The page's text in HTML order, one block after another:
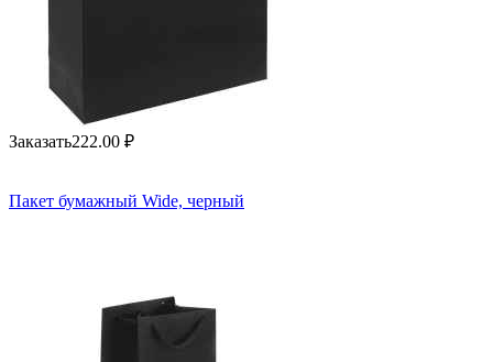
Заказать222.00 ₽
Пакет бумажный Wide, черный